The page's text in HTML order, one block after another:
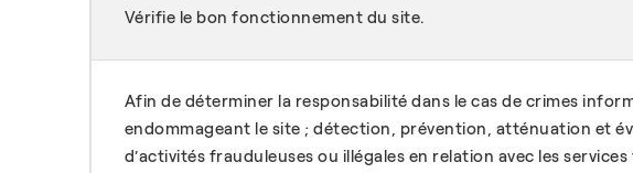
Vérifie le bon fonctionnement du site.
Afin de déterminer la responsabilité dans le cas de crimes
endommageant le site ; détection, prévention, atténuation et
d’activités frauduleuses ou illégales en relation avec les